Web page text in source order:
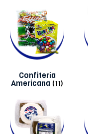
Confitería
Americana (11)